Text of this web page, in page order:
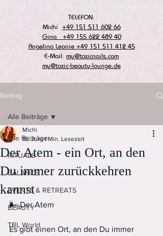
TELEFON:
Michi +49 151 511 602 66
Gina +49 155 622 489 40
Angelina Leonie +49 151 511 412 45
E-Mail: my@toxicnails.com
my@toxic-beauty-lounge.de
Beitrag
Alle Beiträge
RITUALS
BALANCE
EVENTS & RETREATS
BEAUTY
TBL World
Alle Beiträge
Der Atem - ein Ort, an den
Du immer zurückkehren
kannst
Michi
16. Juni 1 Min. Lesezeit
🌬️ Der Atem
Es gibt einen Ort, an den Du immer